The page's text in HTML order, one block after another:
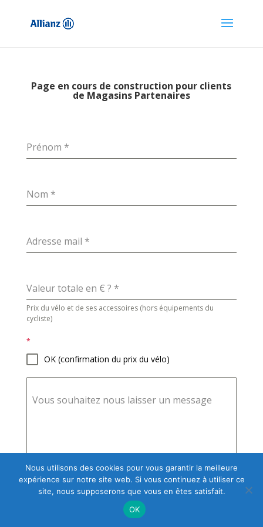
Page en cours de construction pour clients
de Magasins Partenaires
Prénom *
Nom *
Adresse mail *
Valeur totale en € ? *
Prix du vélo et de ses accessoires (hors équipements du
cycliste)
*
OK (confirmation du prix du vélo)
Vous souhaitez nous laisser un message
0 / 180
Nous utilisons des cookies pour vous garantir la meilleure
expérience sur notre site web. Si vous continuez à utiliser ce
site, nous supposerons que vous en êtes satisfait.
OK